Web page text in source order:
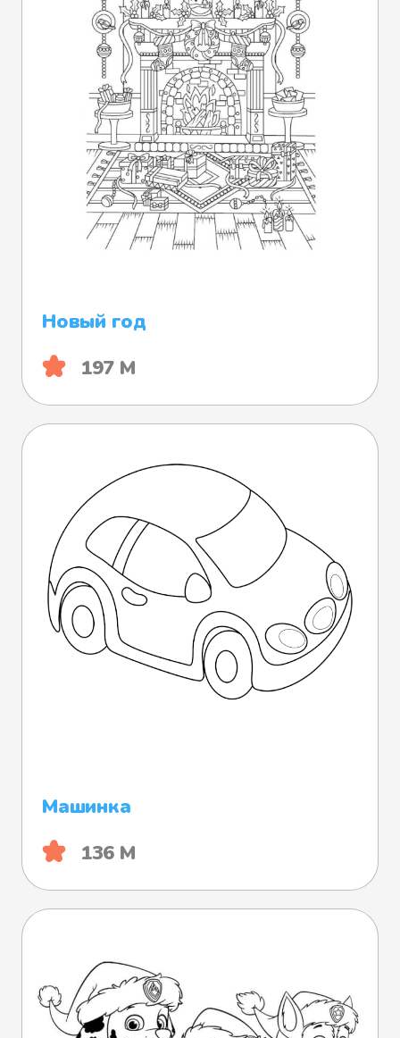
Новый год
197 М
Машинка
136 М